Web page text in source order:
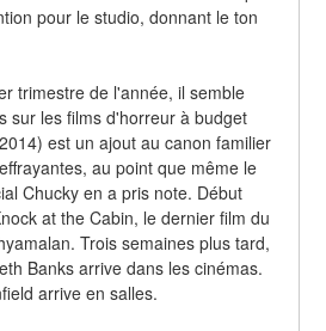
pour le studio, donnant le ton
trimestre de l'année, il semble
sur les films d'horreur à budget
est un ajout au canon familier
au point que même le
Chucky en a pris note. Début
at the Cabin, le dernier film du
Trois semaines plus tard,
Banks arrive dans les cinémas.
arrive en salles.